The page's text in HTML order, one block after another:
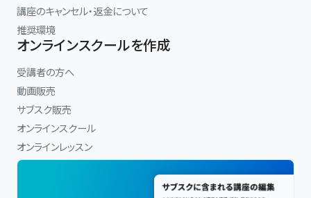
講座のキャンセル・返金について
推奨環境
オンラインスクールを作成
受講者の方へ
動画販売
サブスク販売
オンラインスクール
オンラインレッスン